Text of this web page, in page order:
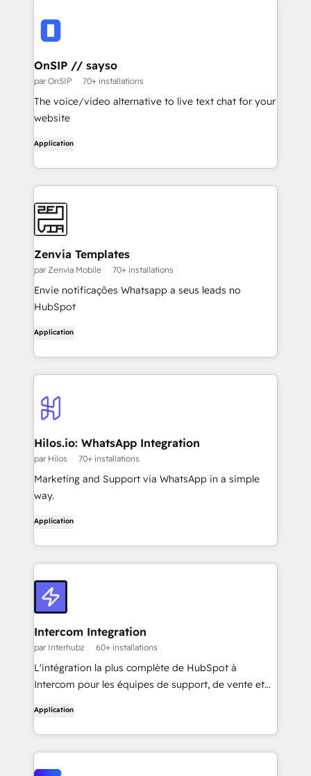
OnSIP // sayso
par OnSIP 70+ installations
The voice/video alternative to live text chat for your
website
Application
Zenvia Templates
par Zenvia Mobile 70+ installations
Envie notificações Whatsapp a seus leads no
HubSpot
Application
Hilos.io: WhatsApp Integration
par Hilos 70+ installations
Marketing and Support via WhatsApp in a simple
way.
Application
Intercom Integration
par Interhubz 60+ installations
L'intégration la plus complète de HubSpot à
Intercom pour les équipes de support, de vente et
une capture fiable des conversations, une
correspondance intelligente des contacts et une
synchronisation automatique des tickets pour que
chaque équipe puisse voir l'ensemble de l'histoire
Application